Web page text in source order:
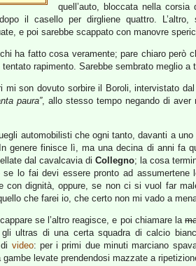
quell’auto, bloccata nella
il casello per dirgliene quattro.
e poi sarebbe scappato con manovre
ha fatto cosa veramente; pare chiaro però
rapimento. Sarebbe sembrato meglio
mi son dovuto sorbire il Boroli, intervistato
paura”, allo stesso tempo negando di
automobilisti che ogni tanto, davanti a
genere finisce lì, ma una decina di anni fa
dal cavalcavia di Collegno; la cosa
lo fai devi essere pronto ad
con dignità, oppure, se non ci si vuol far
che farei io, che certo non mi vado a
se l’altro reagisce, e poi chiamare la
gli ultras di una certa squadra di calcio
video: per i primi due minuti marciano
levate prendendosi mazzate a